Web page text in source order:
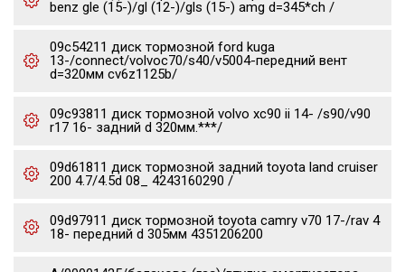
benz gle (15-)/gl (12-)/gls (15-) amg d=345*ch /
09c54211 диск тормозной ford kuga
13-/connect/volvoc70/s40/v5004-передний вент
d=320мм cv6z1125b/
09c93811 диск тормозной volvo xc90 ii 14- /s90/v90
r17 16- задний d 320мм.***/
09d61811 диск тормозной задний toyota land cruiser
200 4.7/4.5d 08_ 4243160290 /
09d97911 диск тормозной toyota camry v70 17-/rav 4
18- передний d 305мм 4351206200